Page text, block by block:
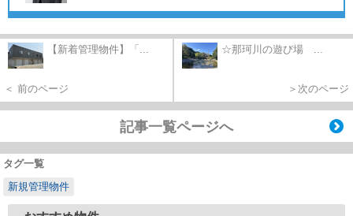
【新着管理物件】「...
＜ 前のページ
☆那珂川の遊び場 ...
＞次のページ
記事一覧ページへ
タグ一覧
新規管理物件